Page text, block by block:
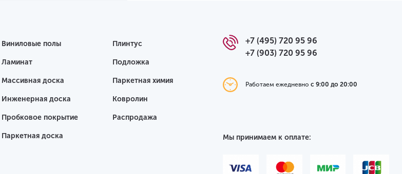
Виниловые полы
Ламинат
Массивная доска
Инженерная доска
Пробковое покрытие
Паркетная доска
Плинтус
Подложка
Паркетная химия
Ковролин
Распродажа
+7 (495) 720 95 96
+7 (903) 720 95 96
Работаем ежедневнос 9:00 до 20:00
Мы принимаем к оплате: